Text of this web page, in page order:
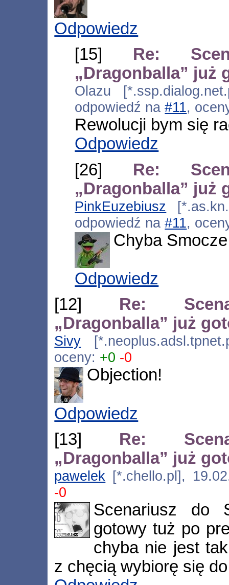
Odpowiedz
[15] Re:
„Dragonballa” już
Olazu
odpowiedź na#11,
Rewolucji bym się
Odpowiedz
[26] Re:
„Dragonballa” już
PinkEuzebiusz
odpowiedź na#11,
Chyba
Odpowiedz
[12] Re:
„Dragonballa” już
Sivy
oceny: +0 -0
Objection!
Odpowiedz
[13] Re:
„Dragonballa” już
pawelek [*.chello.pl],
-0
Scenariusz do
gotowy tuż po
chyba nie jest
z chęcią wybiorę się